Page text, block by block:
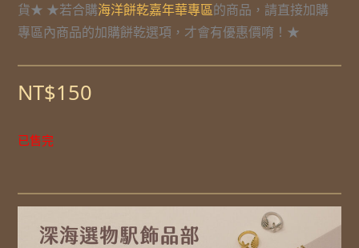
貨★ ★若合購海洋餅乾嘉年華專區的商品，請直接加購
專區內商品的加購餅乾選項，才會有優惠價唷！★
NT$150
已售完